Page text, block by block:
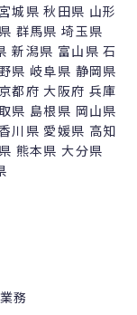
城県 秋田県 山形
群馬県 埼玉県
新潟県 富山県 石
県 岐阜県 静岡県
都府 大阪府 兵庫
県 島根県 岡山県
川県 愛媛県 高知
熊本県 大分県
務